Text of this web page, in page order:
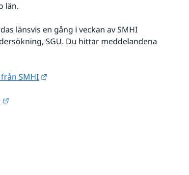
län.
länsvis en gång i veckan av SMHI
SGU. Du hittar meddelandena
SMHI Länk till annan webbplats.
Länk till annan webbplats.
bilden